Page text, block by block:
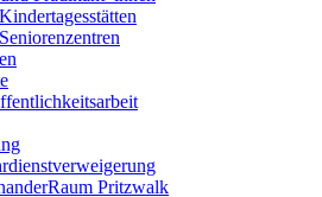
Pritzwalk